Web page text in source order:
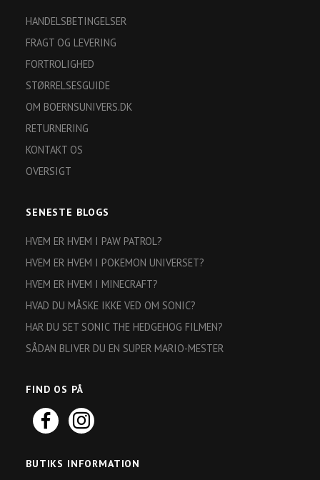
HANDELSBETINGELSER
FRAGT OG LEVERING
FORTROLIGHED
STØRRELSESGUIDE
OM BOERNSUNIVERS.DK
RETURNERING
KONTAKT OS
OVERSIGT
SENESTE BLOGS
HVEM ER HVEM I PAW PATROL?
HVEM ER HVEM I POKEMON UNIVERSET?
HVEM ER HVEM I MINECRAFT?
HVAD DU MÅSKE IKKE VED OM SONIC?
HAR DU SET SONIC THE HEDGEHOG FILMEN?
SÅDAN BLIVER DU EN SUPER MARIO-MESTER
FIND OS PÅ
BUTIKS INFORMATION